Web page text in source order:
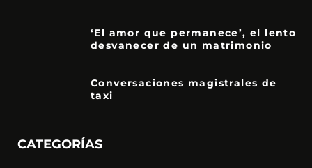
‘El amor que permanece’, el lento
desvanecer de un matrimonio
Conversaciones magistrales de
taxi
CATEGORÍAS